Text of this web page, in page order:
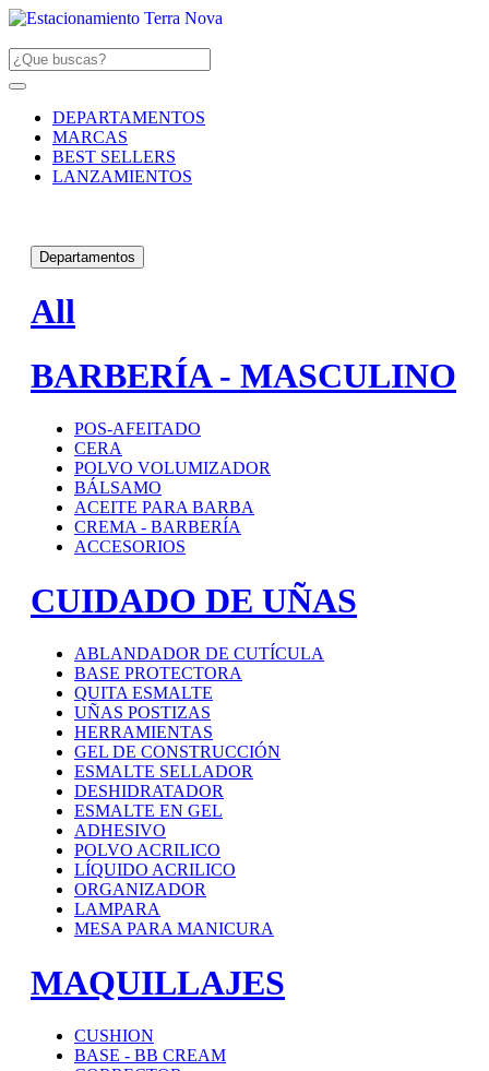
DEPARTAMENTOS
MARCAS
BEST SELLERS
LANZAMIENTOS
Departamentos
All
BARBERÍA - MASCULINO
POS-AFEITADO
CERA
POLVO VOLUMIZADOR
BÁLSAMO
ACEITE PARA BARBA
CREMA - BARBERÍA
ACCESORIOS
CUIDADO DE UÑAS
ABLANDADOR DE CUTÍCULA
BASE PROTECTORA
QUITA ESMALTE
UÑAS POSTIZAS
HERRAMIENTAS
GEL DE CONSTRUCCIÓN
ESMALTE SELLADOR
DESHIDRATADOR
ESMALTE EN GEL
ADHESIVO
POLVO ACRILICO
LÍQUIDO ACRILICO
ORGANIZADOR
LAMPARA
MESA PARA MANICURA
MAQUILLAJES
CUSHION
BASE - BB CREAM